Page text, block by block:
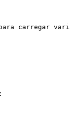
carregar